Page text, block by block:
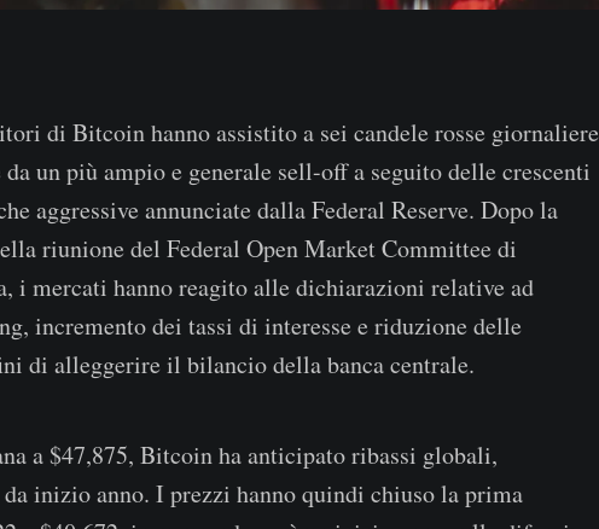
di Bitcoin hanno assistito a sei candele rosse giornaliere
un più ampio e generale sell-off a seguito delle crescenti
aggressive annunciate dalla Federal Reserve. Dopo la
riunione del Federal Open Market Committee di
i mercati hanno reagito alle dichiarazioni relative ad
incremento dei tassi di interesse e riduzione delle
di alleggerire il bilancio della banca centrale.
a $47,875, Bitcoin ha anticipato ribassi globali,
da inizio anno. I prezzi hanno quindi chiuso la prima